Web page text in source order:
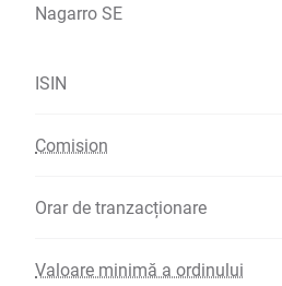
Nagarro SE
ISIN
Comision
Orar de tranzacționare
Valoare minimă a ordinului